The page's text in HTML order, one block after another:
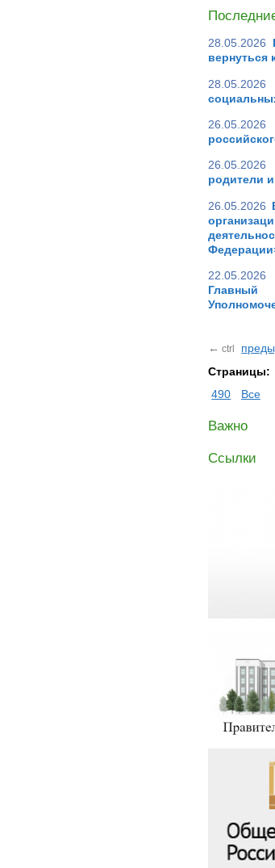
28.05.2026
вернуться
28.05.2026
26.05.2026
26.05.2026
родители
26.05.2026
22.05.2026
Главный
← ctrl
Страницы:
490
Все
Важно
Ссылки